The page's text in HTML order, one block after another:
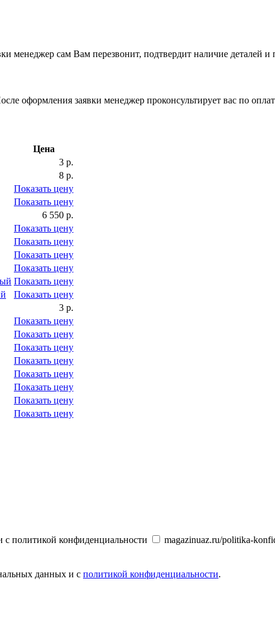
менеджер сам Вам перезвонит, подтвердит наличие деталей и
оформления заявки менеджер проконсультирует вас по
Цена
3 р.
8 р.
Показать цену
Показать цену
6 550 р.
Показать цену
Показать цену
Показать цену
Показать цену
Показать цену
Показать цену
3 р.
Показать цену
Показать цену
Показать цену
Показать цену
Показать цену
Показать цену
Показать цену
Показать цену
политикой конфиденциальности
magazinuaz.ru/politika-
данных и с политикой конфиденциальности.